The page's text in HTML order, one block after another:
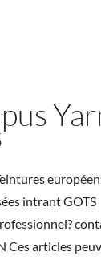
intrant GOTS
Ces articles